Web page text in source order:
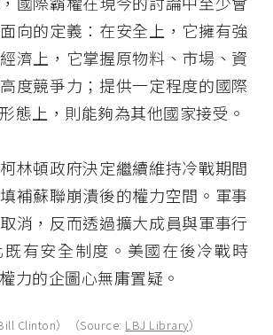
向的定義：在安全上，它擁有強
濟上，它掌握原物料、市場、資
度競爭力；提供一定程度的國際
態上，則能夠為其他國家接受。
林頓政府決定繼續維持冷戰期間
補蘇聯崩潰後的權力空間。軍事
消，反而透過擴大成員與軍事行
有安全制度。美國在後冷戰時
力的企圖心無庸置疑。
Clinton）（Source: LBJ Library）